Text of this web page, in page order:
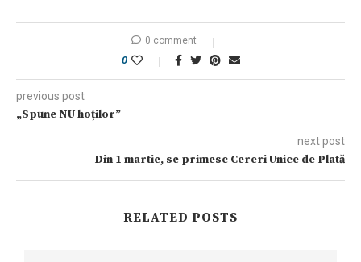
0 comment
0
previous post
„Spune NU hoților”
next post
Din 1 martie, se primesc Cereri Unice de Plată
RELATED POSTS